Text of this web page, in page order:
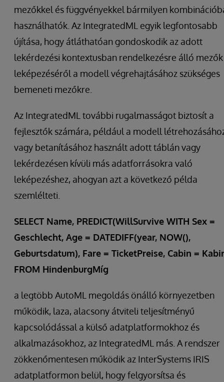
mezőkkel és függvényekkel bármilyen
használhatók. Az IntegratedML egyik legfontosabb
újítása, hogy átláthatóan gondoskodik az adott
lekérdezési kontextusban rendelkezésre álló mezők
leképezéséről a modell végrehajtásához szükséges
bemeneti mezőkre.
Az IntegratedML további rugalmasságot biztosít a
fejlesztők számára, például a modell
vagy betanításához használt adott táblán vagy
lekérdezésen kívüli más adatforrásokra való
leképezéshez, ahogyan azt a következő példa
szemlélteti.
SELECT Name, PREDICT(WillSurvive WITH Sex =
Geschlecht, Age = DATEDIFF(year, NOW(),
Geburtsdatum), Fare = TicketPreise, Cabin =
FROM HindenburgMíg
a legtöbb AutoML megoldás önálló környezetben
működik, laza, alacsony átviteli teljesítményű
kapcsolódással a külső adatplatformokhoz és
alkalmazásokhoz, az IntegratedML más. A rendszer
zökkenőmentesen működik az InterSystems IRIS
adatplatformon belül, hogy felgyorsítsa és